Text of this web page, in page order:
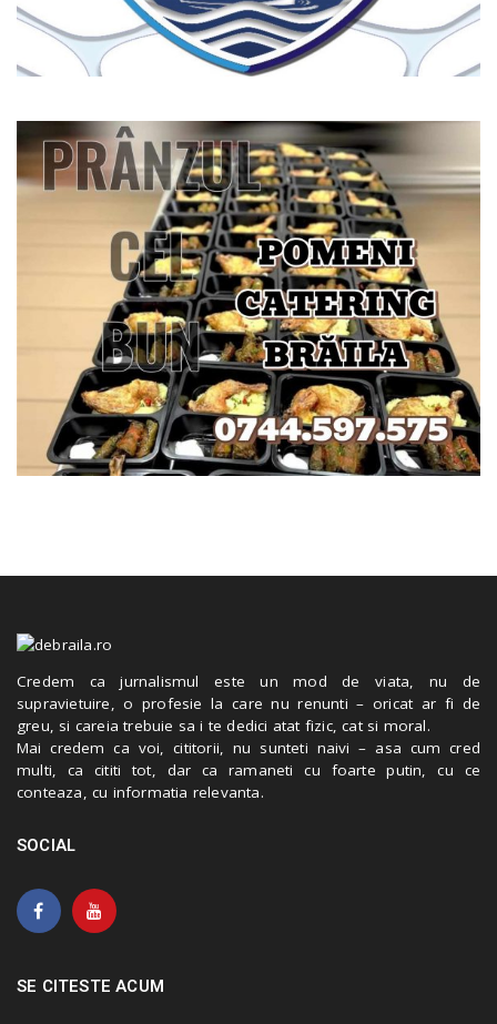
Credem ca jurnalismul este un mod de viata, nu de
supravietuire, o profesie la care nu renunti – oricat ar fi de
greu, si careia trebuie sa i te dedici atat fizic, cat si moral.
Mai credem ca voi, cititorii, nu sunteti naivi – asa cum cred
multi, ca cititi tot, dar ca ramaneti cu foarte putin, cu ce
conteaza, cu informatia relevanta.
SOCIAL
SE CITESTE ACUM